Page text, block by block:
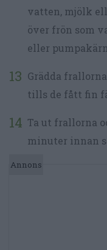
vatten, mjölk
över frön som
eller
Grädda
tills de fått fin
Ta ut frallorna
minuter innan